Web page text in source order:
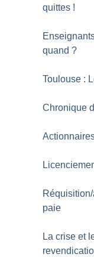
quittes !
quand ?
Toulouse :
Chronique
paie
La crise et